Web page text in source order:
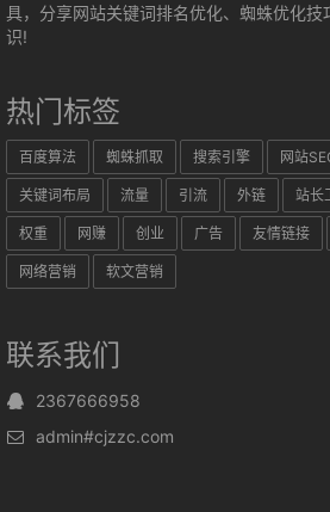
具，分享网站关键词排名优化、蜘蛛优化技
识!
热门标签
百度算法 蜘蛛抓取 搜索引擎 网站
关键词布局 流量 引流 外链 站长
权重 网赚 创业 广告 友情链接
网络营销 软文营销
联系我们
2367666958
admin#cjzzc.com